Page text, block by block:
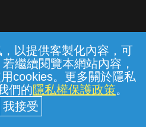
以提供客製化內容，可
繼續閱覽本網站內容，
cookies。更多關於隱私
們的隱私權保護政策。
服務條款 隱私權保護
公司個人家庭分公司
© 2026
{{notifyMsg}}